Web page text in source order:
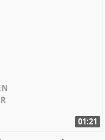
01:21